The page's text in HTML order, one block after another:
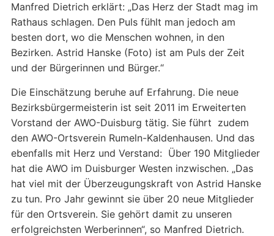
Manfred Dietrich erklärt: „Das Herz der Stadt mag im
Rathaus schlagen. Den Puls fühlt man jedoch am
besten dort, wo die Menschen wohnen, in den
Bezirken. Astrid Hanske (Foto) ist am Puls der Zeit
und der Bürgerinnen und Bürger.“
Die Einschätzung beruhe auf Erfahrung. Die neue
Bezirksbürgermeisterin ist seit 2011 im Erweiterten
Vorstand der AWO-Duisburg tätig. Sie führt zudem
den AWO-Ortsverein Rumeln-Kaldenhausen. Und das
ebenfalls mit Herz und Verstand: Über 190 Mitglieder
hat die AWO im Duisburger Westen inzwischen. „Das
hat viel mit der Überzeugungskraft von Astrid Hanske
zu tun. Pro Jahr gewinnt sie über 20 neue Mitglieder
für den Ortsverein. Sie gehört damit zu unseren
erfolgreichsten Werberinnen“, so Manfred Dietrich.